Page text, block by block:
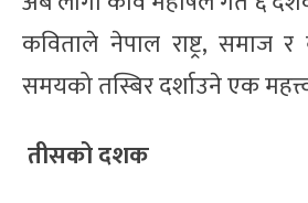
कविताले नेपाल राष्ट्र, समाज र
समयको तस्बिर दर्शाउने एक
तीसको दशक